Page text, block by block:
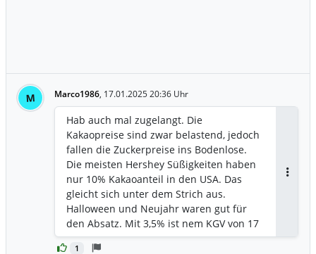
M Marco1986, 17.01.2025 20:36 Uhr
1
Hab auch mal zugelangt. Die
Kakaopreise sind zwar belastend, jedoch
fallen die Zuckerpreise ins Bodenlose.
Die meisten Hershey Süßigkeiten haben
nur 10% Kakaoanteil in den USA. Das
gleicht sich unter dem Strich aus.
Halloween und Neujahr waren gut für
den Absatz. Mit 3,5% ist nem KGV von 17
ist die Aktie mal nicht all zu teuer...